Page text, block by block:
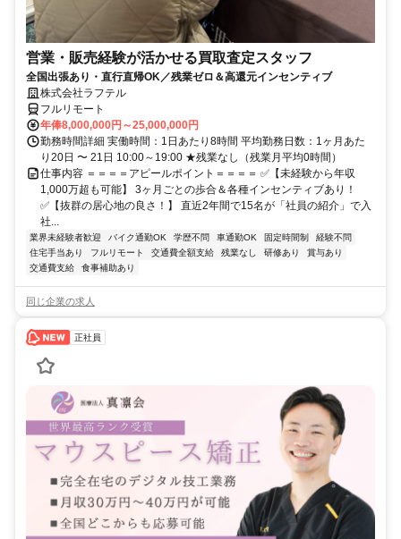
営業・販売経験が活かせる買取査定スタッフ
全国出張あり・直行直帰OK／残業ゼロ＆高還元インセンティブ
株式会社ラフテル
フルリモート
年俸8,000,000円～25,000,000円
勤務時間詳細 実働時間：1日あたり8時間 平均勤務日数：1ヶ月あた
り20日 〜 21日 10:00～19:00 ★残業なし（残業月平均0時間）
仕事内容 ＝＝＝＝アピールポイント＝＝＝＝ ✅【未経験から年収
1,000万超も可能】 3ヶ月ごとの歩合＆各種インセンティブあり！
✅【抜群の居心地の良さ！】 直近2年間で15名が「社員の紹介」で入
社...
業界未経験者歓迎 バイク通勤OK 学歴不問 車通勤OK 固定時間制
経験不問
住宅手当あり
フルリモート 交通費全額支給 残業なし 研修あり
賞与あり
交通費支給
食事補助あり
同じ企業の求人
正社員